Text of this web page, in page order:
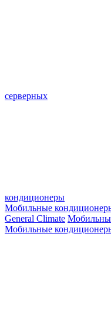
серверных
кондиционеры
Мобильные
General Climate
Мобильные